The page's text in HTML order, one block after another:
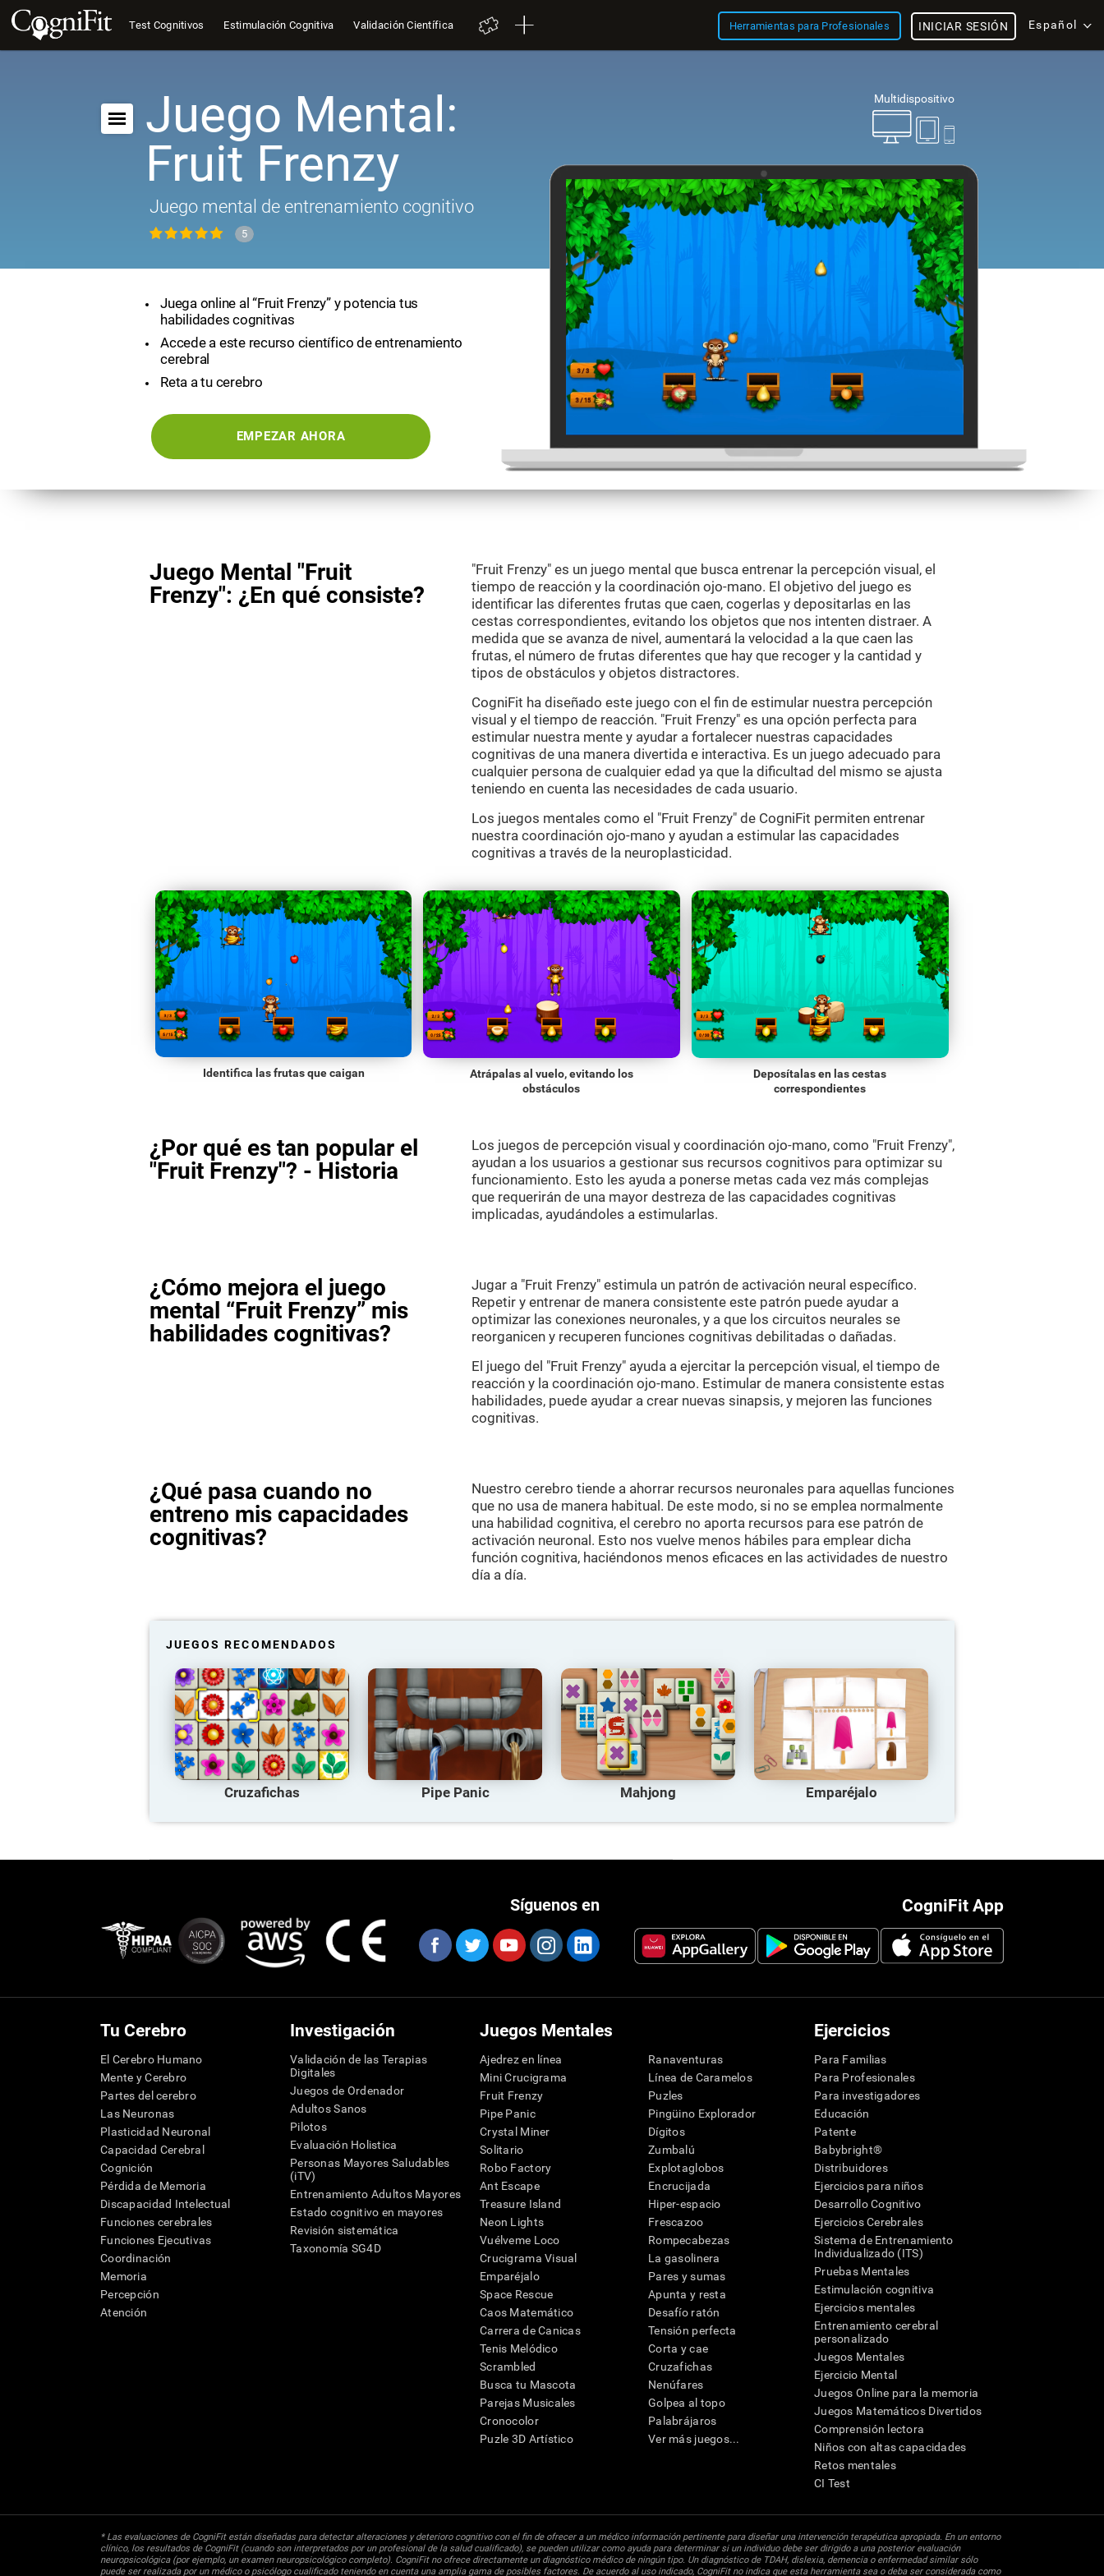
Test Cognitivos Estimulación Cognitiva Validación Científica Herramientas para Profesionales Español
INICIAR SESIÓN
Multidispositivo
Juego Mental:
Fruit Frenzy
Juego mental de entrenamiento cognitivo
5
Juega online al “Fruit Frenzy” y potencia tus
habilidades cognitivas
Accede a este recurso científico de entrenamiento
cerebral
Reta a tu cerebro
EMPEZAR AHORA
Juego Mental "Fruit
Frenzy": ¿En qué consiste?
"Fruit Frenzy" es un juego mental que busca entrenar la percepción visual, el
tiempo de reacción y la coordinación ojo-mano. El objetivo del juego es
identificar las diferentes frutas que caen, cogerlas y depositarlas en las
cestas correspondientes, evitando los objetos que nos intenten distraer. A
medida que se avanza de nivel, aumentará la velocidad a la que caen las
frutas, el número de frutas diferentes que hay que recoger y la cantidad y
tipos de obstáculos y objetos distractores.
CogniFit ha diseñado este juego con el fin de estimular nuestra percepción
visual y el tiempo de reacción. "Fruit Frenzy" es una opción perfecta para
estimular nuestra mente y ayudar a fortalecer nuestras capacidades
cognitivas de una manera divertida e interactiva. Es un juego adecuado para
cualquier persona de cualquier edad ya que la dificultad del mismo se ajusta
teniendo en cuenta las necesidades de cada usuario.
Los juegos mentales como el "Fruit Frenzy" de CogniFit permiten entrenar
nuestra coordinación ojo-mano y ayudan a estimular las capacidades
cognitivas a través de la neuroplasticidad.
Identifica las frutas que caigan
Atrápalas al vuelo, evitando los
obstáculos
Deposítalas en las cestas
correspondientes
¿Por qué es tan popular el
"Fruit Frenzy"? - Historia
Los juegos de percepción visual y coordinación ojo-mano, como "Fruit Frenzy",
ayudan a los usuarios a gestionar sus recursos cognitivos para optimizar su
funcionamiento. Esto les ayuda a ponerse metas cada vez más complejas
que requerirán de una mayor destreza de las capacidades cognitivas
implicadas, ayudándoles a estimularlas.
¿Cómo mejora el juego
mental “Fruit Frenzy” mis
habilidades cognitivas?
Jugar a "Fruit Frenzy" estimula un patrón de activación neural específico.
Repetir y entrenar de manera consistente este patrón puede ayudar a
optimizar las conexiones neuronales, y a que los circuitos neurales se
reorganicen y recuperen funciones cognitivas debilitadas o dañadas.
El juego del "Fruit Frenzy" ayuda a ejercitar la percepción visual, el tiempo de
reacción y la coordinación ojo-mano. Estimular de manera consistente estas
habilidades, puede ayudar a crear nuevas sinapsis, y mejoren las funciones
cognitivas.
¿Qué pasa cuando no
entreno mis capacidades
cognitivas?
Nuestro cerebro tiende a ahorrar recursos neuronales para aquellas funciones
que no usa de manera habitual. De este modo, si no se emplea normalmente
una habilidad cognitiva, el cerebro no aporta recursos para ese patrón de
activación neuronal. Esto nos vuelve menos hábiles para emplear dicha
función cognitiva, haciéndonos menos eficaces en las actividades de nuestro
día a día.
JUEGOS RECOMENDADOS
Cruzafichas Pipe Panic Mahjong Emparéjalo
CogniFit App
Síguenos en
Tu Cerebro
El Cerebro Humano
Mente y Cerebro
Partes del cerebro
Las Neuronas
Plasticidad Neuronal
Capacidad Cerebral
Cognición
Pérdida de Memoria
Discapacidad Intelectual
Funciones cerebrales
Funciones Ejecutivas
Coordinación
Memoria
Percepción
Atención
Investigación
Validación de las Terapias
Digitales
Juegos de Ordenador
Adultos Sanos
Pilotos
Evaluación Holistica
Personas Mayores Saludables
(iTV)
Entrenamiento Adultos Mayores
Estado cognitivo en mayores
Revisión sistemática
Taxonomía SG4D
Juegos Mentales
Ajedrez en línea
Mini Crucigrama
Fruit Frenzy
Pipe Panic
Crystal Miner
Solitario
Robo Factory
Ant Escape
Treasure Island
Neon Lights
Vuélveme Loco
Crucigrama Visual
Emparéjalo
Space Rescue
Caos Matemático
Carrera de Canicas
Tenis Melódico
Scrambled
Busca tu Mascota
Parejas Musicales
Cronocolor
Puzle 3D Artístico
Ranaventuras
Línea de Caramelos
Puzles
Pingüino Explorador
Dígitos
Zumbalú
Explotaglobos
Encrucijada
Hiper-espacio
Frescazoo
Rompecabezas
La gasolinera
Pares y sumas
Apunta y resta
Desafío ratón
Tensión perfecta
Corta y cae
Cruzafichas
Nenúfares
Golpea al topo
Palabrájaros
Ver más juegos...
Ejercicios
Para Familias
Para Profesionales
Para investigadores
Educación
Patente
Babybright®
Distribuidores
Ejercicios para niños
Desarrollo Cognitivo
Ejercicios Cerebrales
Sistema de Entrenamiento
Individualizado (ITS)
Pruebas Mentales
Estimulación cognitiva
Ejercicios mentales
Entrenamiento cerebral
personalizado
Juegos Mentales
Ejercicio Mental
Juegos Online para la memoria
Juegos Matemáticos Divertidos
Comprensión lectora
Niños con altas capacidades
Retos mentales
CI Test
* Las evaluaciones de CogniFit están diseñadas para detectar alteraciones y deterioro cognitivo con el fin de ofrecer a un médico información pertinente para diseñar una intervención terapéutica apropiada. En un entorno
clínico, los resultados de CogniFit (cuando son interpretados por un profesional de la salud cualificado), se pueden utilizar como ayuda para determinar si un individuo debe ser dirigido a una posterior evaluación
neuropsicológica (por ejemplo, un examen neuropsicológico completo). CogniFit no ofrece directamente un diagnóstico médico de ningún tipo. Un diagnóstico de TDAH, dislexia, demencia o enfermedad similar sólo
puede ser realizada por un médico o psicólogo cualificado teniendo en cuenta una amplia gama de posibles factores. De acuerdo al uso indicado, CogniFit no indica que esta herramienta sea o deba ser considerada como